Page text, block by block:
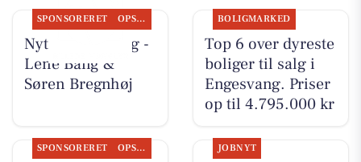
SPONSORERET OPSLAGSTAVLEN
Nyt fra CD Bolig -
Lene Bang &
Søren Bregnhøj
BOLIGMARKED
Top 6 over dyreste
boliger til salg i
Engesvang. Priser
op til 4.795.000 kr
SPONSORERET OPSLAGSTAVLEN JOBNYT